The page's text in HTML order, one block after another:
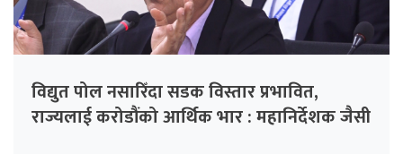
विद्युत पोल नसारिँदा सडक विस्तार प्रभावित,
राज्यलाई करोडौंको आर्थिक भार : महानिर्देशक जैसी